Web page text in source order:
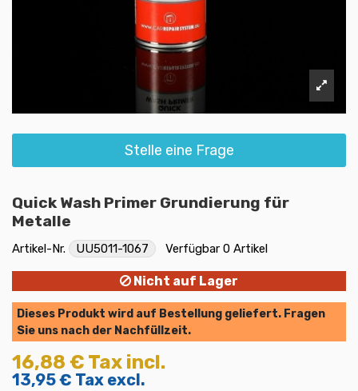
Stelle eine Frage
Quick Wash Primer Grundierung für
Metalle
Artikel-Nr. UU5011-1067 Verfügbar 0 Artikel
Nicht auf Lager
Dieses Produkt wird auf Bestellung geliefert. Fragen
Sie uns nach der Nachfüllzeit.
16,88 € Tax incl.
13,95 € Tax excl.